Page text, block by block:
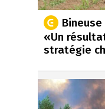
«Un
stratégie